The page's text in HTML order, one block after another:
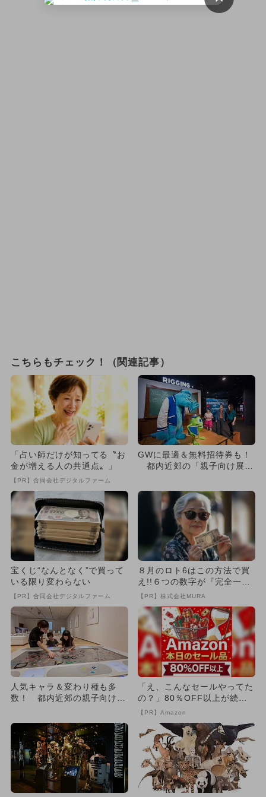
こちらもチェック！（関連記事）
「占い師だけが知ってる〝お
金が増える人の共通点〟」
【PR】合同会社デジタルファーム
GWに最適＆無料招待券も！
都内近郊の「親子向け展覧
宝くじ“なんとなく”で買って
いる限り変わらない
【PR】合同会社デジタルファーム
８月のロト6はこの方法で買
え!!６つの数字が『完全一
致』する方法
【PR】株式会社MURA
人気キャラ＆変わり種も多
数！ 都内近郊の親子向け展
「え、こんなセールやってた
の？」80％OFF以上が続々
登場！Amazonの本気が...
【PR】Amazon